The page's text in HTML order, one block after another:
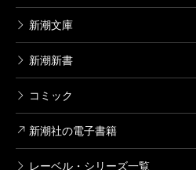
りと味がしみ出てくるだろう。
新潮文庫
新潮新書
コミック
新潮社の電子書籍
レーベル・シリーズ一覧